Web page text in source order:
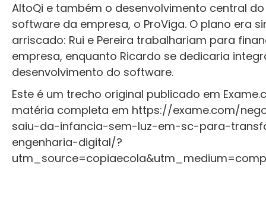
AltoQi e também o desenvolvimento central
software da empresa, o ProViga. O plano era
arriscado: Rui e Pereira trabalhariam para
empresa, enquanto Ricardo se dedicaria
desenvolvimento do software.
Este é um trecho original publicado em
matéria completa em https://exame.com/
saiu-da-infancia-sem-luz-em-sc-para-
engenharia-digital/?